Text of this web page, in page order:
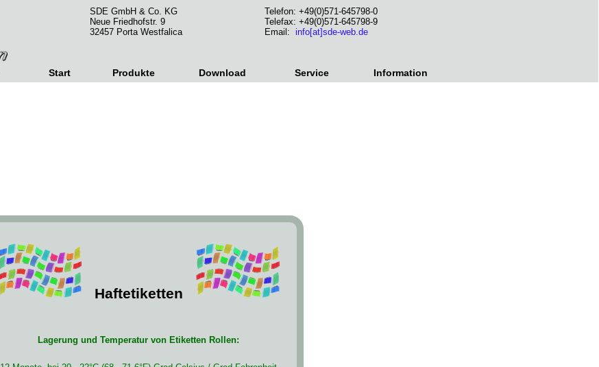
SDE GmbH & Co. KG
Neue Friedhofstr. 9
32457 Porta Westfalica
Telefon: +49(0)571-645798-0
Telefax: +49(0)571-645798-9
Email: info[at]sde-web.de
Start Produkte Download Service Information
Haftetiketten
Lagerung und Temperatur von Etiketten Rollen: